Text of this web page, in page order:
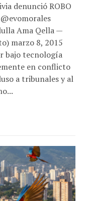
denunció ROBO
Ama Qella —
marzo 8, 2015
bajo tecnología
en conflicto
a tribunales y al